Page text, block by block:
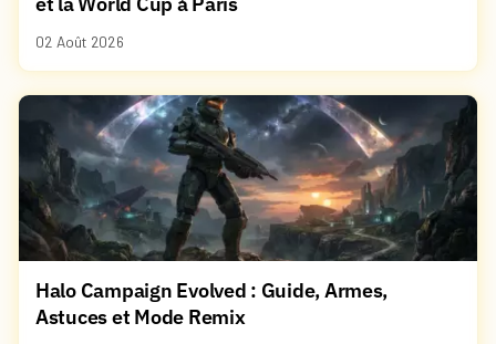
02 Août 2026
Halo Campaign Evolved : Guide, Armes,
Astuces et Mode Remix